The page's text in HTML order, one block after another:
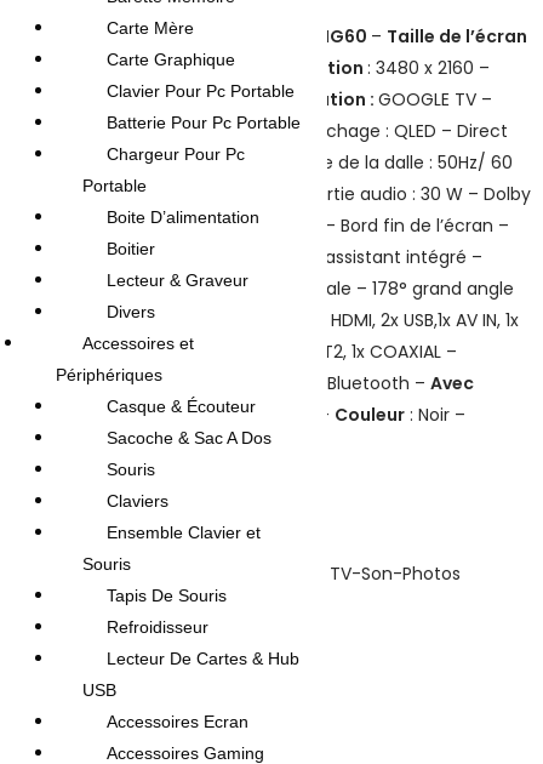
Highlights: Smart TV Maxwell MG60 – Taille de l’écran
: 55 pouces –
Résolution : 3480 x 2160 –
Système d’exploitation : GOOGLE TV –
Technologie de l affichage : QLED – Direct
LED Fréquence native de la dalle : 50Hz/ 60
Hz – Puissance de sortie audio : 30 W – Dolby
Audio – Large écran – Bord fin de l’écran –
Google TV – Google assistant intégré –
Télécommande vocale – 178° grand angle
de vision –
: 3x HDMI, 2x USB,1x AV IN, 1x
DVB_S/S2, 1x DVB_T/T2, 1x COAXIAL –
Connectivité
: WiFi, Bluetooth – Avec
Récepteur Intégré
– Couleur : Noir –
Garantie: 3 ans
Q55MG60
Catégories :Téléviseur TV-Son-Photos
Brands : maxwell
Partager:
Carte Mère
Carte Graphique
Clavier Pour Pc Portable
Batterie Pour Pc Portable
Chargeur Pour Pc
Portable
Boite D’alimentation
Boitier
Lecteur & Graveur
Divers
Accessoires et
Périphériques
Casque & Écouteur
Sacoche & Sac A Dos
Souris
Claviers
Ensemble Clavier et
Souris
Tapis De Souris
Refroidisseur
Lecteur De Cartes & Hub
USB
Accessoires Ecran
Accessoires Gaming